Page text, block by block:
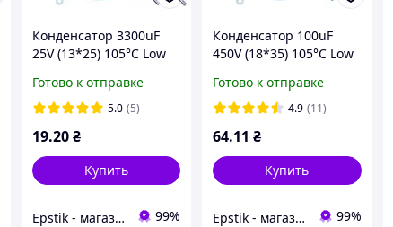
Конденсатор 3300uF
25V (13*25) 105°C Low
Готово к отправке
5.0 (5)
19.20₴
Купить
Epstik - магазин радиокомпонентов 99%
Конденсатор 100uF
450V (18*35) 105°C Low
Готово к отправке
4.9 (11)
64.11 ₴
Купить
Epstik - магазин радиокомпонентов 99%